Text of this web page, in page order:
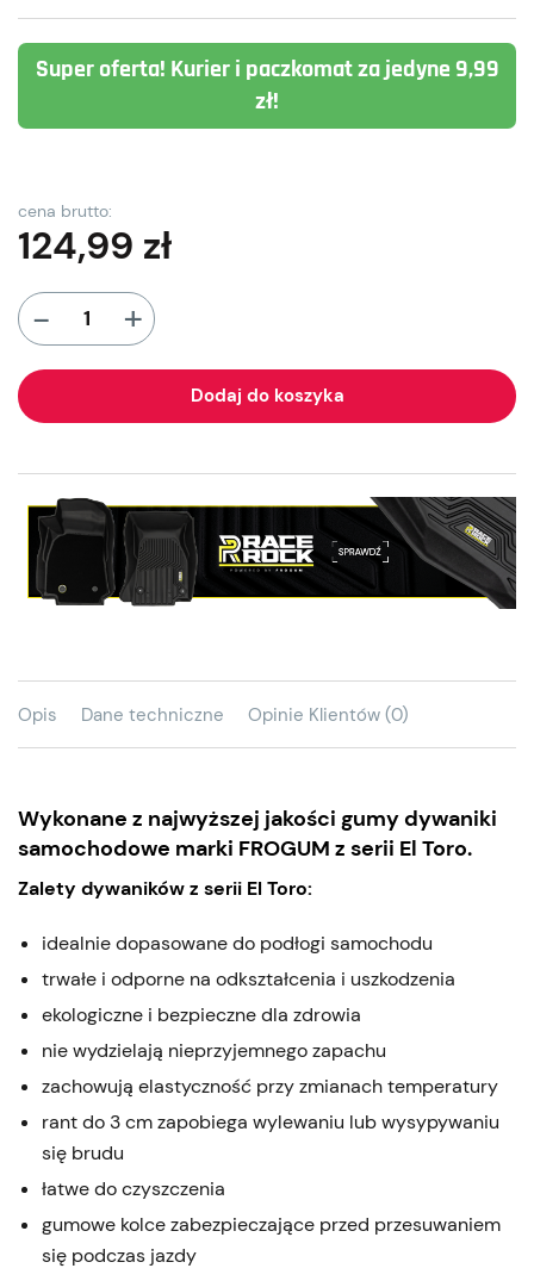
Super oferta! Kurier i paczkomat za jedyne 9,99
zł!
cena brutto:
124,99 zł
- +
Dodaj do koszyka
Opis Dane techniczne Opinie Klientów (0)
Wykonane z najwyższej jakości gumy dywaniki
samochodowe marki FROGUM z serii El Toro.
Zalety dywaników z serii El Toro:
idealnie dopasowane do podłogi samochodu
trwałe i odporne na odkształcenia i uszkodzenia
ekologiczne i bezpieczne dla zdrowia
nie wydzielają nieprzyjemnego zapachu
zachowują elastyczność przy zmianach temperatury
rant do 3 cm zapobiega wylewaniu lub wysypywaniu
się brudu
łatwe do czyszczenia
gumowe kolce zabezpieczające przed przesuwaniem
się podczas jazdy